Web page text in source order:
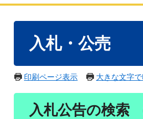
入札・公売
印刷ページ表示 大きな文字
入札公告の検索